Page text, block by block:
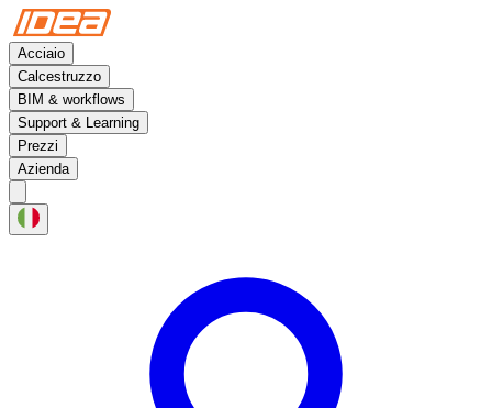
Acciaio
Calcestruzzo
BIM & workflows
Support & Learning
Prezzi
Azienda